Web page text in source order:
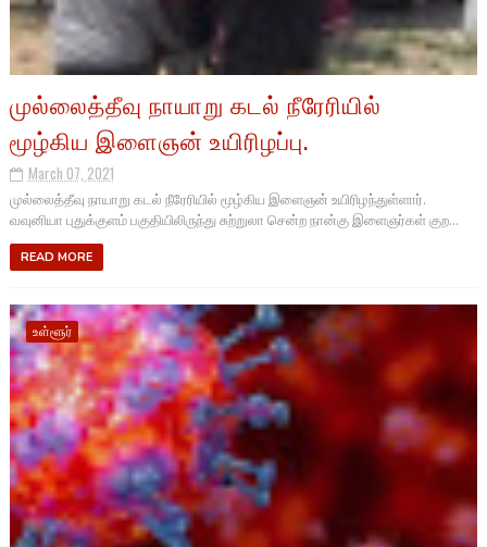
முல்லைத்தீவு நாயாறு கடல் நீரேரியில்
மூழ்கிய இளைஞன் உயிரிழப்பு.
March 07, 2021
முல்லைத்தீவு நாயாறு கடல் நீரேரியில் மூழ்கிய இளைஞன் உயிரிழந்துள்ளார்.
வவுனியா புதுக்குளம் பகுதியிலிருந்து சுற்றுலா சென்ற நான்கு இளைஞர்கள் குற...
READ MORE
உள்ளூர்